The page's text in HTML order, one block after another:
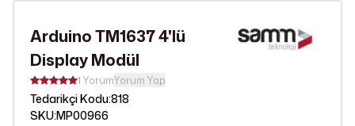
Arduino TM1637 4'lü
Display Modül
1 YorumYorum Yap
Tedarikçi Kodu:818
SKU:MP00966